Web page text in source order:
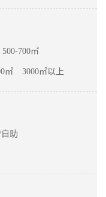
500-700㎡
㎡ 3000㎡以上
助